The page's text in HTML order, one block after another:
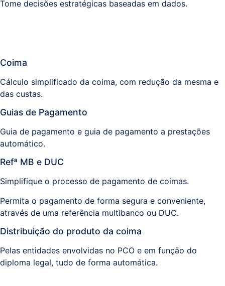
Tome decisões estratégicas baseadas em dados.
Coima
Cálculo simplificado da coima, com redução da mesma e
das custas.
Guias de Pagamento
Guia de pagamento e guia de pagamento a prestações
automático​.
Refª MB e DUC
Simplifique o processo de pagamento de coimas.
Permita o pagamento de forma segura e conveniente,
através de uma referência multibanco ou DUC.
Distribuição do produto da coima
Pelas entidades envolvidas no PCO e em função do
diploma legal, tudo de forma automática.